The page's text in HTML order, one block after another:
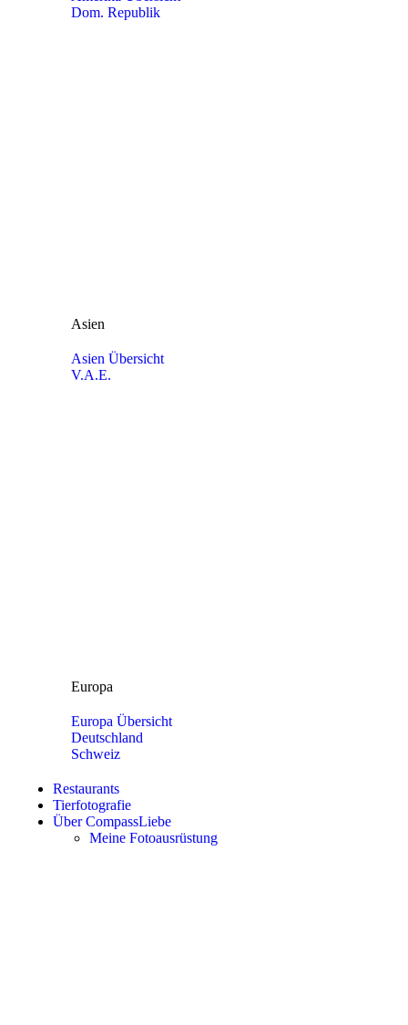
Dom. Republik
Asien
Asien Übersicht
V.A.E.
Europa
Europa Übersicht
Deutschland
Schweiz
Restaurants
Tierfotografie
Über CompassLiebe
Meine Fotoausrüstung